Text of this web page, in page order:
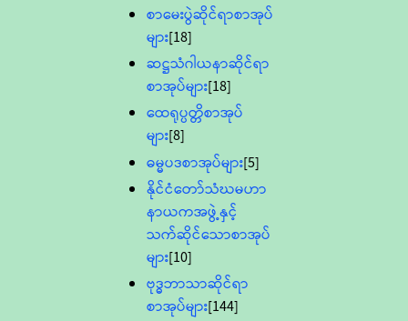
စာမေးပွဲဆိုင်ရာစာအုပ်
များ[18]
ဆဋ္ဌသံဂါယနာဆိုင်ရာ
စာအုပ်များ[18]
ထေရုပ္ပတ္တိစာအုပ်
များ[8]
ဓမ္မပဒစာအုပ်များ[5]
နိုင်ငံတော်သံဃမဟာ
နာယကအဖွဲ့နှင့်
သက်ဆိုင်သောစာအုပ်
များ[10]
ဗုဒ္ဓဘာသာဆိုင်ရာ
စာအုပ်များ[144]